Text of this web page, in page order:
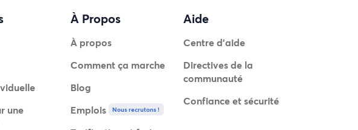
une
À Propos
À propos
Comment ça marche
Blog
Emplois
Nous recrutons !
Aide
Centre d'aide
Directives de la
communauté
Confiance et sécurité